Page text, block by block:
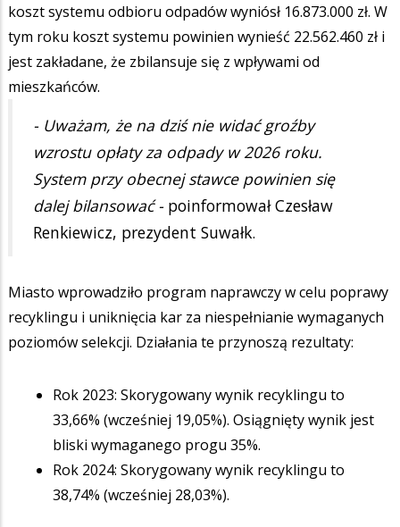
koszt systemu odbioru odpadów wyniósł 16.873.000 zł. W
tym roku koszt systemu powinien wynieść 22.562.460 zł i
jest zakładane, że zbilansuje się z wpływami od
mieszkańców.
- Uważam, że na dziś nie widać groźby
wzrostu opłaty za odpady w 2026 roku.
System przy obecnej stawce powinien się
dalej bilansować - poinformował Czesław
Renkiewicz, prezydent Suwałk.
Miasto wprowadziło program naprawczy w celu poprawy
recyklingu i uniknięcia kar za niespełnianie wymaganych
poziomów selekcji. Działania te przynoszą rezultaty:
Rok 2023: Skorygowany wynik recyklingu to
33,66% (wcześniej 19,05%). Osiągnięty wynik jest
bliski wymaganego progu 35%.
Rok 2024: Skorygowany wynik recyklingu to
38,74% (wcześniej 28,03%).